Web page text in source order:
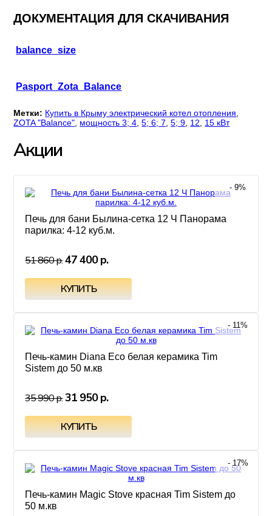
ДОКУМЕНТАЦИЯ ДЛЯ СКАЧИВАНИЯ
balance_size
Pasport_Zota_Balance
Метки: Купить в Крыму электрический котел отопления
ZOTA "Balance" мощность 3; 4 ,5; 6; 7 ,5; 9 12 15 кВт
Акции
- 9%
Печь для бани Былина-сетка 12 Ч Панорама
парилка: 4-12 куб.м.
51 860 р.47 400 р.
- 11%
Печь-камин Diana Eco белая керамика Tim
Sistem до 50 м.кв
35 990 р.31 950 р.
- 17%
Печь-камин Magic Stove красная Tim Sistem до
50 м.кв